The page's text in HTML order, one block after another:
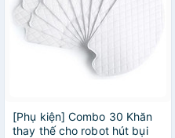
[Phụ kiện] Combo 30 Khăn
thay thế cho robot hút bụi